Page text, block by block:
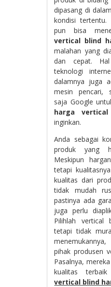
dipasang di
kondisi tertentu.
pun bisa
vertical blind
malahan yang
dan cepat.
teknologi
dalamnya juga
mesin pencari,
saja Google
harga
inginkan.
Anda sebagai
produk yang
Meskipun
tetapi
kualitas dari
tidak mudah
pastinya ada
juga perlu
Pilihlah vertical
tetapi tidak
pihak produsen
Pasalnya,
kualitas
vertical blind